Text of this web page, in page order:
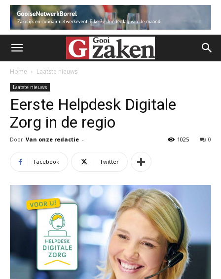
Home Laatste nieuws
Laatste nieuws
Eerste Helpdesk Digitale
Zorg in de regio
Door Van onze redactie - 0
1025
Facebook Twitter